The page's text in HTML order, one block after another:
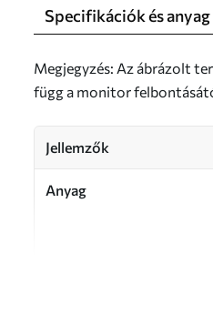
Specifikációk és anyag
Megjegyzés: Az ábrázolt
függ a monitor
Jellemzők
Anyag